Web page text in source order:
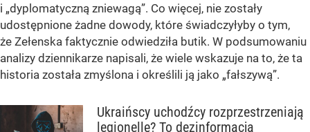
i „dyplomatyczną zniewagą”. Co więcej, nie zostały
udostępnione żadne dowody, które świadczyłyby o tym,
że Zełenska faktycznie odwiedziła butik. W podsumowaniu
analizy dziennikarze napisali, że wiele wskazuje na to, że ta
historia została zmyślona i określili ją jako „fałszywą”.
Ukraińscy uchodźcy rozprzestrzeniają
legionellę? To dezinformacja